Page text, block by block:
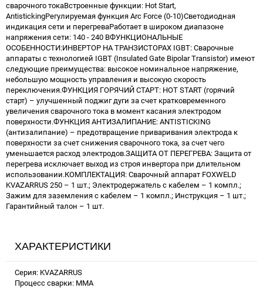
сварочного токаВстроенные функции: Hot Start,
AntistickingРегулируемая функция Arc Force (0-10)Светодиодная
индикация сети и перегреваРаботает в широком диапазоне
напряжения сети: 140 - 240 ВФУНКЦИОНАЛЬНЫЕ
ОСОБЕННОСТИ:ИНВЕРТОР НА ТРАНЗИСТОРАХ IGBT: Сварочные
аппараты с технологией IGBT (Insulated Gate Bipolar Transistor) имеют
следующие преимущества: высокое номинальное напряжение,
небольшую мощность управления и высокую скорость
переключения.ФУНКЦИЯ ГОРЯЧИЙ СТАРТ: HOT START (горячий
старт) – улучшенный поджиг дуги за счет кратковременного
увеличения сварочного тока в момент касания электродом
поверхности.ФУНКЦИЯ АНТИЗАЛИПАНИЕ: ANTISTICKING
(антизалипание) – предотвращение приваривания электрода к
поверхности за счет снижения сварочного тока, за счет чего
уменьшается расход электродов.ЗАЩИТА ОТ ПЕРЕГРЕВА: Защита от
перегрева исключает выход из строя инвертора при длительном
использовании.КОМПЛЕКТАЦИЯ: Сварочный аппарат FOXWELD
KVAZARRUS 250 – 1 шт.; Электродержатель с кабелем – 1 компл.;
Зажим для заземления с кабелем – 1 компл.; Инструкция – 1 шт.;
Гарантийный талон – 1 шт.
ХАРАКТЕРИСТИКИ
Серия: KVAZARRUS
Процесс сварки: ММА